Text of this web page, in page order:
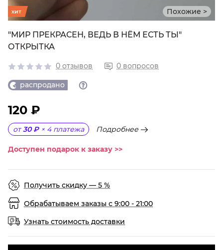
Похожие >
хит
"МИР ПРЕКРАСЕН, ВЕДЬ В НЁМ ЕСТЬ ТЫ"
ОТКРЫТКА
0 отзывов 0 вопросов
распродано
120 ₽
от 30 ₽ × 4 платежа Подробнее
Доступен подарок к заказу >>
Получить скидку — 5 %
Обрабатываем заказы с 9:00 - 21:00
Узнать стоимость доставки